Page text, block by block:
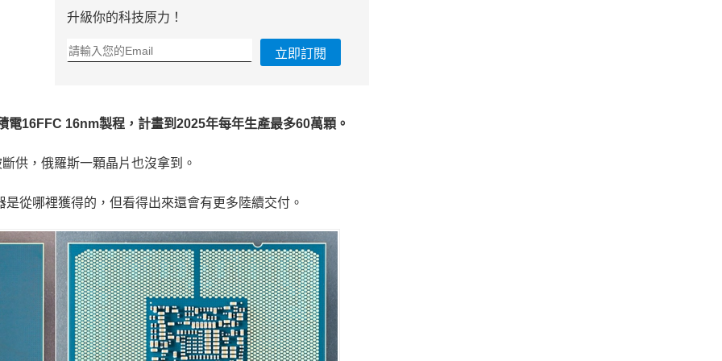
升級你的科技原力！
立即訂閱
16FFC 16nm製程，計畫到2025年每年生產最多60萬顆。
供，俄羅斯一顆晶片也沒拿到。
從哪裡獲得的，但看得出來還會有更多陸續交付。